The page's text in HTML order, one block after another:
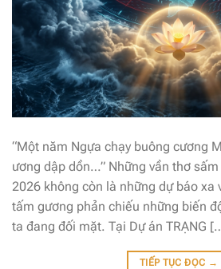
“Một năm Ngựa chạy buông cương
ương dập dồn…” Những vần thơ
2026 không còn là những dự báo xa
tấm gương phản chiếu những biến
ta đang đối mặt. Tại Dự án TRẠNG
TIẾP TỤC ĐỌC →